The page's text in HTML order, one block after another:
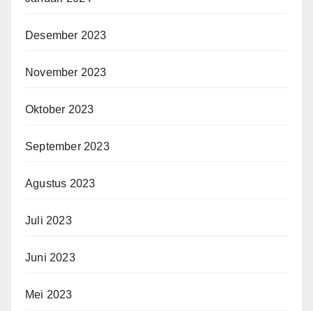
Desember 2023
November 2023
Oktober 2023
September 2023
Agustus 2023
Juli 2023
Juni 2023
Mei 2023